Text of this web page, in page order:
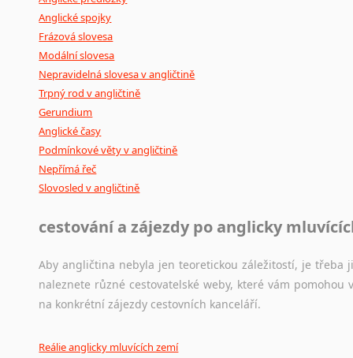
Anglické spojky
Frázová slovesa
Modální slovesa
Nepravidelná slovesa v angličtině
Trpný rod v angličtině
Gerundium
Anglické časy
Podmínkové věty v angličtině
Nepřímá řeč
Slovosled v angličtině
cestování a zájezdy po anglicky
Aby angličtina nebyla jen teoretickou záležitostí, je
naleznete různé cestovatelské weby, které vám
na konkrétní zájezdy cestovních kanceláří.
Reálie anglicky mluvících zemí